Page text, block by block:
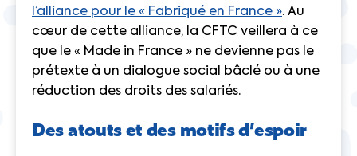
l’alliance pour le « Fabriqué en France ». Au
cœur de cette alliance, la CFTC veillera à ce
que le « Made in France » ne devienne pas le
prétexte à un dialogue social bâclé ou à une
réduction des droits des salariés.
Des atouts et des motifs d’espoir